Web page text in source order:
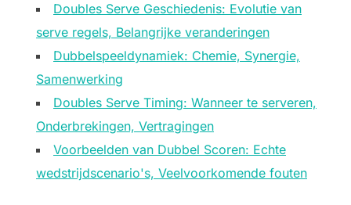
Doubles Serve Geschiedenis: Evolutie van
serve regels, Belangrijke veranderingen
Dubbelspeeldynamiek: Chemie, Synergie,
Samenwerking
Doubles Serve Timing: Wanneer te serveren,
Onderbrekingen, Vertragingen
Voorbeelden van Dubbel Scoren: Echte
wedstrijdscenario's, Veelvoorkomende fouten